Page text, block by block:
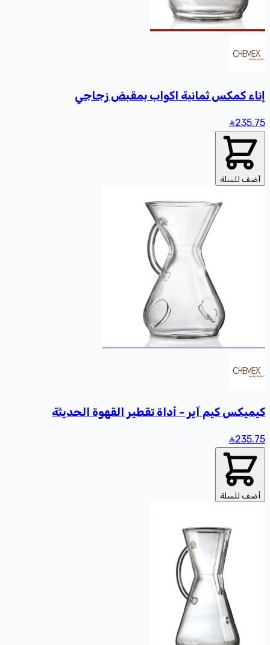
إناء كمكس ثمانية اكواب بمقبض زجاجي
235.75
أضف للسلة
كيميكس كيم آير - أداة تقطير القهوة الحديثة
235.75
أضف للسلة